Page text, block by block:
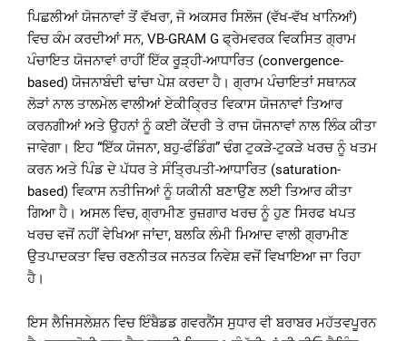
ਪਿਛਲੀਆਂ ਯੋਜਨਾਵਾਂ ਤੋਂ ਵੱਖਰਾ, ਜੋ ਅਕਸਰ ਸਿਲੋਜ (ਵੱਖ-ਵੱਖ ਖਾਨਿਆਂ)
ਵਿਚ ਕੰਮ ਕਰਦੀਆਂ ਸਨ, VB-GRAM G ਫ੍ਰੇਮਵਰਕ ਵਿਕਸਿਤ ਗ੍ਰਾਮ
ਪੰਚਾਇਤ ਯੋਜਨਾਵਾਂ ਰਾਹੀਂ ਇੱਕ ਰੂੜ੍ਹੀ-ਆਧਾਰਿਤ (convergence-
based) ਯੋਜਨਾਬੰਦੀ ਢਾਂਚਾ ਪੇਸ਼ ਕਰਦਾ ਹੈ। ਗ੍ਰਾਮ ਪੰਚਾਇਤਾਂ ਸਥਾਨਕ
ਲੋੜਾਂ ਨਾਲ ਤਾਲਮੇਲ ਵਾਲੀਆਂ ਏਕੀਕ੍ਰਿਤ ਵਿਕਾਸ ਯੋਜਨਾਵਾਂ ਤਿਆਰ
ਕਰਨਗੀਆਂ ਅਤੇ ਉਹਨਾਂ ਨੂੰ ਕਈ ਕੇਂਦਰੀ ਤੇ ਰਾਜ ਯੋਜਨਾਵਾਂ ਨਾਲ ਲਿੰਕ ਕੀਤਾ
ਜਾਵੇਗਾ। ਇਹ “ਇੱਕ ਯੋਜਨਾ, ਬਹੁ-ਫੰਡਿੰਗ” ਢੰਗ ਟੁਕੜੇ-ਟੁਕੜੇ ਖਰਚ ਨੂੰ ਖਤਮ
ਕਰਨ ਅਤੇ ਪਿੰਡ ਦੇ ਪੱਧਰ ਤੇ ਸੰਤ੍ਰਿਪਤੀ-ਆਧਾਰਿਤ (saturation-
based) ਵਿਕਾਸ ਨਤੀਜਿਆਂ ਨੂੰ ਯਕੀਨੀ ਬਣਾਉਣ ਲਈ ਤਿਆਰ ਕੀਤਾ
ਗਿਆ ਹੈ। ਅਸਲ ਵਿਚ, ਗ੍ਰਾਮੀਣ ਰੁਜ਼ਗਾਰ ਖਰਚ ਨੂੰ ਹੁਣ ਸਿਰਫ ਖਪਤ
ਖਰਚ ਵਜੋਂ ਨਹੀਂ ਵੇਖਿਆ ਜਾਂਦਾ, ਬਲਕਿ ਲੰਮੀ ਮਿਆਦ ਵਾਲੀ ਗ੍ਰਾਮੀਣ
ਉਤਪਾਦਕਤਾ ਵਿਚ ਰਣਨੀਤਕ ਜਨਤਕ ਨਿਵੇਸ਼ ਵਜੋਂ ਵਿਖਾਇਆ ਜਾ ਰਿਹਾ
ਹੈ।
ਇਸ ਲੈਜਿਸਲੇਸ਼ਨ ਵਿਚ ਇੰਬੈਡਡ ਗਵਰਨੈਂਸ ਸੁਧਾਰ ਵੀ ਬਰਾਬਰ ਮਹੱਤਵਪੂਰਨ